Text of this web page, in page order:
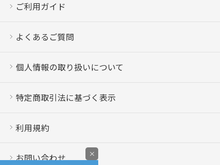
ご利用ガイド
よくあるご質問
個人情報の取り扱いについて
特定商取引法に基づく表示
利用規約
お問い合わせ ×